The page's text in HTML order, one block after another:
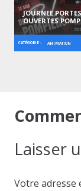
CATÉGORIE : ANIMATION
JOURNEE
OUVERTES
Laisser
Votre adresse